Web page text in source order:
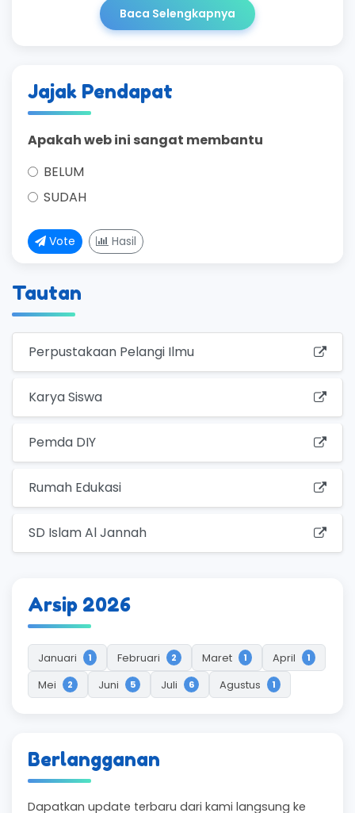
Baca Selengkapnya
Jajak Pendapat
Apakah web ini sangat membantu
BELUM
SUDAH
Vote Hasil
Tautan
Perpustakaan Pelangi Ilmu
Karya Siswa
Pemda DIY
Rumah Edukasi
SD Islam Al Jannah
Arsip 2026
Januari 1 Februari 2 Maret 1 April 1
Mei 2 Juni 5 Juli 6 Agustus 1
Berlangganan
Dapatkan update terbaru dari kami langsung ke